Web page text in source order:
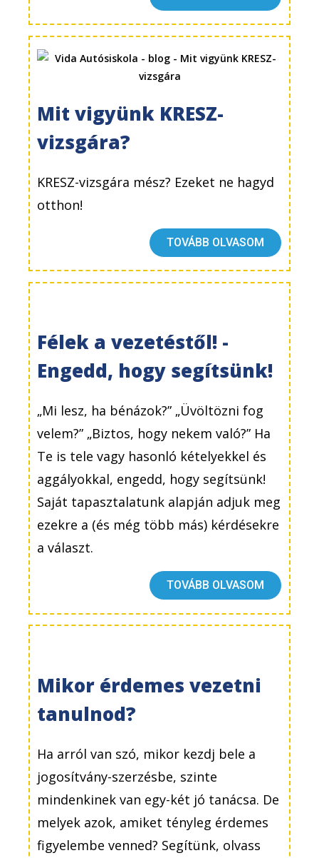
Mit vigyünk KRESZ-
vizsgára?
KRESZ-vizsgára mész? Ezeket ne hagyd
otthon!
TOVÁBB OLVASOM
Félek a vezetéstől! -
Engedd, hogy segítsünk!
„Mi lesz, ha bénázok?” „Üvöltözni fog
velem?” „Biztos, hogy nekem való?” Ha
Te is tele vagy hasonló kételyekkel és
aggályokkal, engedd, hogy segítsünk!
Saját tapasztalatunk alapján adjuk meg
ezekre a (és még több más) kérdésekre
a választ.
TOVÁBB OLVASOM
Mikor érdemes vezetni
tanulnod?
Ha arról van szó, mikor kezdj bele a
jogosítvány-szerzésbe, szinte
mindenkinek van egy-két jó tanácsa. De
melyek azok, amiket tényleg érdemes
figyelembe venned? Segítünk, olvass